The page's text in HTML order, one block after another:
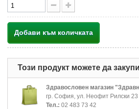
Добави към количката
Този продукт можете да
Здравословен магазин
гр. София, ул. Неофит Рилски 23
Тел.: 02 483 73 42